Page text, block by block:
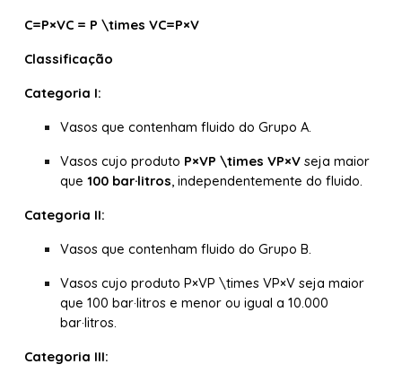
C=P×VC = P \times VC=P×V
Classificação
Categoria I:
Vasos que contenham fluido doGrupo A
Vasos cujo produto P×VP \times VP×V seja maior
que100 bar·litros , independentemente do fluido.
Categoria II:
Vasos que contenham fluido doGrupo B
Vasos cujo produto P×VP \times VP×V seja maior
que100 bar·litros e menor ou igual a10.000
bar·litros
Categoria III: